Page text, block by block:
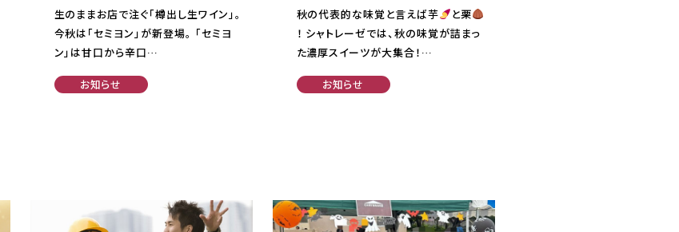
生のままお店で注ぐ「樽出し生ワイン」。
今秋は「セミヨン」が新登場。 「セミヨ
ン」は甘口から辛口…
お知らせ
秋の代表的な味覚と言えば芋
と栗
！ シャトレーゼでは、秋の味覚が詰まっ
た濃厚スイーツが大集合！…
お知らせ